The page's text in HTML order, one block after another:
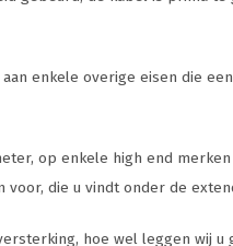
enkele overige eisen die
op enkele high end
die u vindt onder de
hoe wel leggen wij